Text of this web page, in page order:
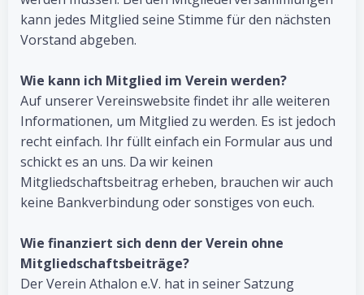
kann jedes Mitglied seine Stimme für den nächsten
Vorstand abgeben.
Wie kann ich Mitglied im Verein werden?
Auf unserer Vereinswebsite findet ihr alle weiteren
Informationen, um Mitglied zu werden. Es ist jedoch
recht einfach. Ihr füllt einfach ein Formular aus und
schickt es an uns. Da wir keinen
Mitgliedschaftsbeitrag erheben, brauchen wir auch
keine Bankverbindung oder sonstiges von euch.
Wie finanziert sich denn der Verein ohne
Mitgliedschaftsbeiträge?
Der Verein Athalon e.V. hat in seiner Satzung